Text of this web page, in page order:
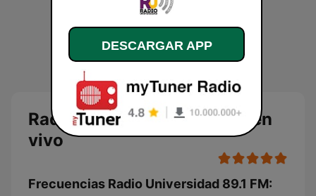
Radio Universidad 89.1 FM en
vivo
Frecuencias Radio Universidad 89.1 FM:
DESCARGAR APP